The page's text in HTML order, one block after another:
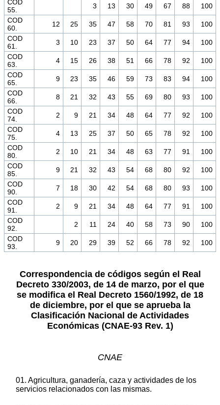
COD
55.
3 13 30 49 67 88
100
COD
60.
12 25 35 47 58 70 81 93
100
COD
61.
3 10 23 37 50 64 77 94
100
COD
63.
4 15 26 38 51 66 78 92
100
COD
65.
9 23 35 46 59 73 83 94
100
COD
66.
8 21 32 43 55 69 80 93
100
COD
74.
2 9 21 34 48 64 77 92
100
COD
75.
4 13 25 37 50 65 78 92
100
COD
80.
2 10 21 34 48 63 77 91
100
COD
85.
9 21 32 43 54 68 80 92
100
COD
90.
7 18 30 42 54 68 80 93
100
COD
91.
2 9 21 34 48 64 77 91
100
COD
92.
2 11 24 40 58 73 90
100
COD
93.
9 20 29 39 52 66 78 92 100
Correspondencia de códigos según el Real
Decreto 330/2003, de 14 de marzo, por el que
se modifica el Real Decreto 1560/1992, de 18
de diciembre, por el que se aprueba la
Clasificación Nacional de Actividades
Económicas (CNAE-93 Rev. 1)
CNAE
01. Agricultura, ganadería, caza y actividades de los
servicios relacionados con las mismas.